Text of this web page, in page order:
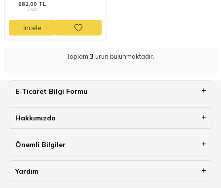
682,00 TL
+ KDV
İncele
Toplam 3 ürün bulunmaktadır.
E-Ticaret Bilgi Formu
Hakkımızda
Önemli Bilgiler
Yardım